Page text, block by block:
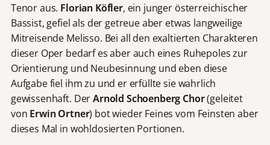
Tenor aus. Florian Köfler, ein junger österreichischer
Bassist, gefiel als der getreue aber etwas langweilige
Mitreisende Melisso. Bei all den exaltierten Charakteren
dieser Oper bedarf es aber auch eines Ruhepoles zur
Orientierung und Neubesinnung und eben diese
Aufgabe fiel ihm zu und er erfüllte sie wahrlich
gewissenhaft. DerArnold Schoenberg Chor(geleitet
von Erwin Ortner) bot wieder Feines vom Feinsten aber
dieses Mal in wohldosierten Portionen.